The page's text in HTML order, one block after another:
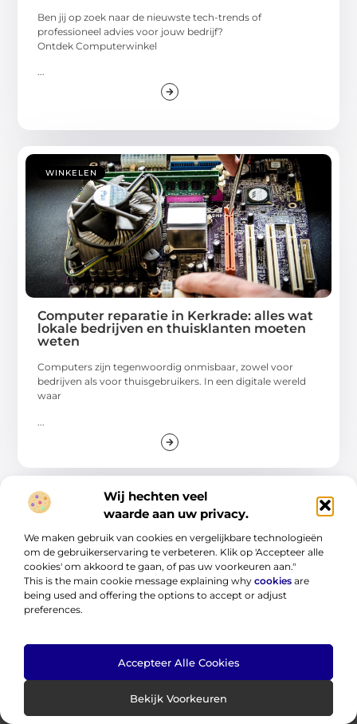
Wij hechten veel
waarde aan uw privacy.
We maken gebruik van cookies en vergelijkbare technologieën
om de gebruikerservaring te verbeteren. Klik op 'Accepteer alle
cookies' om akkoord te gaan, of pas uw voorkeuren aan."
This is the main cookie message explaining why cookies are
being used and offering the options to accept or adjust
preferences.
Accepteer Alle Cookies
Bekijk Voorkeuren
Ben jij op zoek naar de nieuwste tech-trends of
professioneel advies voor jouw bedrijf?
Ontdek Computerwinkel
...
WINKELEN
Computer reparatie in Kerkrade: alles wat
lokale bedrijven en thuisklanten moeten
weten
Computers zijn tegenwoordig onmisbaar, zowel voor
bedrijven als voor thuisgebruikers. In een digitale wereld
waar
Jouw startpunt voor eindeloze kennis en ideeën.
Bericht categorie